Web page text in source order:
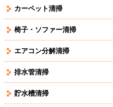
カーペット清掃
椅子・ソファー清掃
エアコン分解清掃
排水管清掃
貯水槽清掃